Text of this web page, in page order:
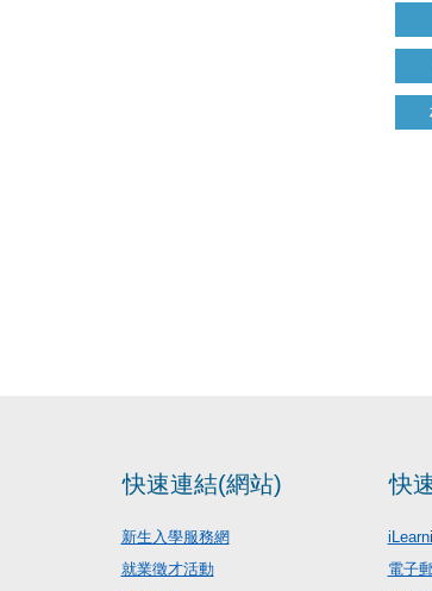
快速連結(網站)
新生入學服務網
就業徵才活動
快
電子